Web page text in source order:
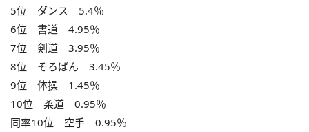
5位 ダンス 5.4％
6位 書道 4.95％
7位 剣道 3.95％
8位 そろばん 3.45％
9位 体操 1.45％
10位 柔道 0.95％
同率10位 空手 0.95％